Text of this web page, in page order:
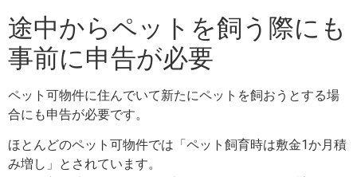
途中からペットを飼う際にも
事前に申告が必要
ペット可物件に住んでいて新たにペットを飼おうとする場
合にも申告が必要です。
ほとんどのペット可物件では「ペット飼育時は敷金1か月積
み増し」とされています。